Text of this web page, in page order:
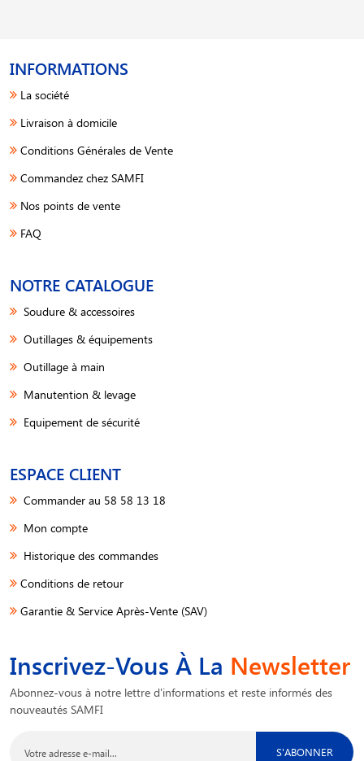
INFORMATIONS
La société
Livraison à domicile
Conditions Générales de Vente
Commandez chez SAMFI
Nos points de vente
FAQ
NOTRE CATALOGUE
Soudure & accessoires
Outillages & équipements
Outillage à main
Manutention & levage
Equipement de sécurité
ESPACE CLIENT
Commander au 58 58 13 18
Mon compte
Historique des commandes
Conditions de retour
Garantie & Service Après-Vente (SAV)
Inscrivez-Vous À La Newsletter
Abonnez-vous à notre lettre d'informations et reste informés des
nouveautés SAMFI
S'ABONNER